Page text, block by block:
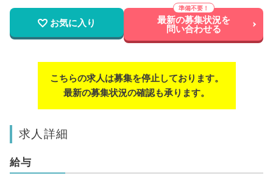
お気に入り 最新の募集状況を
問い合わせる
こちらの求人は募集を停止しております。
最新の募集状況の確認も承ります。
求人詳細
給与